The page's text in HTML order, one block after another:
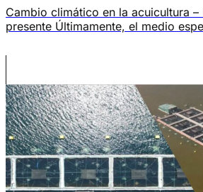
Cambio climático en la acuicultura –
presente Últimamente, el medio
enfrentan los productores de salmón
temperaturas han contribuido a un
proliferación de piojos de mar, un […]